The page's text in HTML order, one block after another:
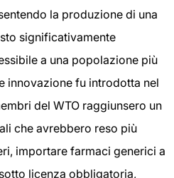
la produzione di una
significativamente
a una popolazione più
innovazione fu introdotta nel
del WTO raggiunsero un
che avrebbero reso più
importare farmaci generici a
licenza obbligatoria,